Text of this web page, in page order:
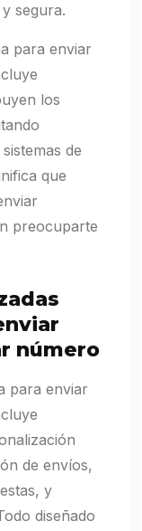
segura.
para enviar
los
de
que
preocuparte
número
para enviar
de envíos,
y
diseñado